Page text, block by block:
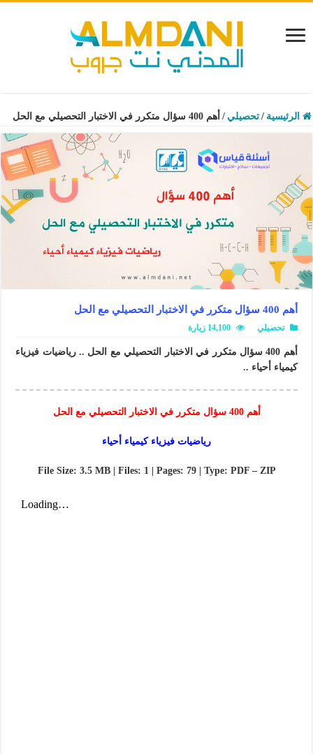
الرئيسية / تحصيلي / أهم 400 سؤال متكرر في الاختبار التحصيلي مع الحل
أهم 400 سؤال متكرر في الاختبار التحصيلي مع الحل
تحصيلي 14,100 زيارة
أهم 400 سؤال متكرر في الاختبار التحصيلي مع الحل .. رياضيات فيزياء
كيمياء أحياء ..
أهم 400 سؤال متكرر في الاختبار التحصيلي مع الحل
رياضيات فيزياء كيمياء أحياء
File Size: 3.5 MB | Files: 1 | Pages: 79 | Type: PDF – ZIP